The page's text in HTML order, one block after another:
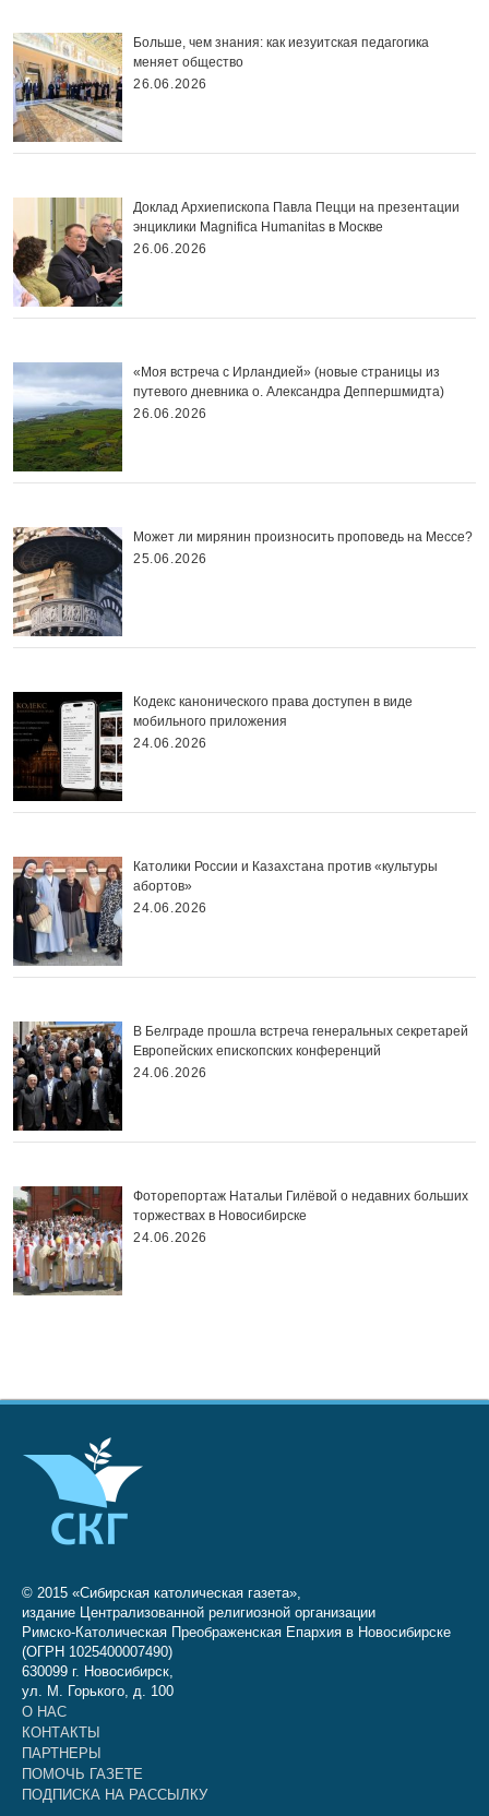
Больше, чем знания: как иезуитская педагогика
меняет общество
26.06.2026
Доклад Архиепископа Павла Пецци на презентации
энциклики Magnifica Нumanitas в Москве
26.06.2026
«Моя встреча с Ирландией» (новые страницы из
путевого дневника о. Александра Деппершмидта)
26.06.2026
Может ли мирянин произносить проповедь на Мессе?
25.06.2026
Кодекс канонического права доступен в виде
мобильного приложения
24.06.2026
Католики России и Казахстана против «культуры
абортов»
24.06.2026
В Белграде прошла встреча генеральных секретарей
Европейских епископских конференций
24.06.2026
Фоторепортаж Натальи Гилёвой о недавних больших
торжествах в Новосибирске
24.06.2026
© 2015 «Сибирская католическая газета»,
издание Централизованной религиозной организации
Римско-Католическая Преображенская Епархия в Новосибирске
(ОГРН 1025400007490)
630099 г. Новосибирск,
ул. М. Горького, д. 100
О НАС
КОНТАКТЫ
ПАРТНЕРЫ
ПОМОЧЬ ГАЗЕТЕ
ПОДПИСКА НА РАССЫЛКУ